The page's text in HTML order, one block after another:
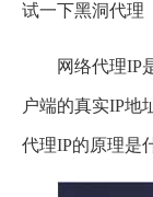
试一下黑洞代理
网络代理IP
户端的真实IP地
代理IP的原理是